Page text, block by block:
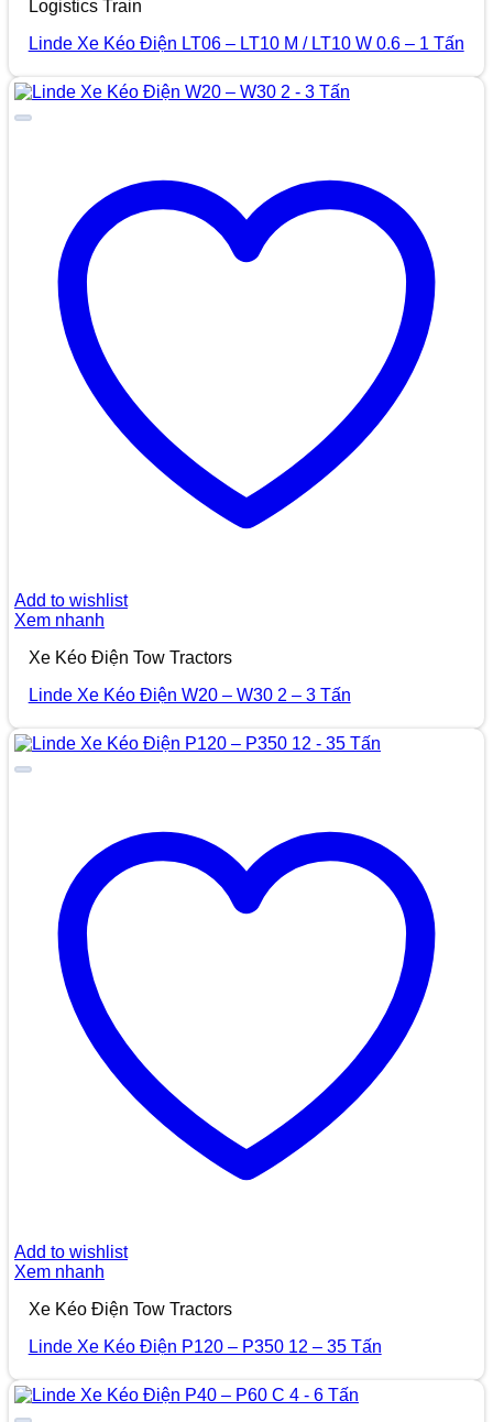
Logistics Train
Linde Xe Kéo Điện LT06 – LT10 M / LT10 W 0.6 – 1 Tấn
Add to wishlist
Xem nhanh
Xe Kéo Điện Tow Tractors
Linde Xe Kéo Điện W20 – W30 2 – 3 Tấn
Add to wishlist
Xem nhanh
Xe Kéo Điện Tow Tractors
Linde Xe Kéo Điện P120 – P350 12 – 35 Tấn